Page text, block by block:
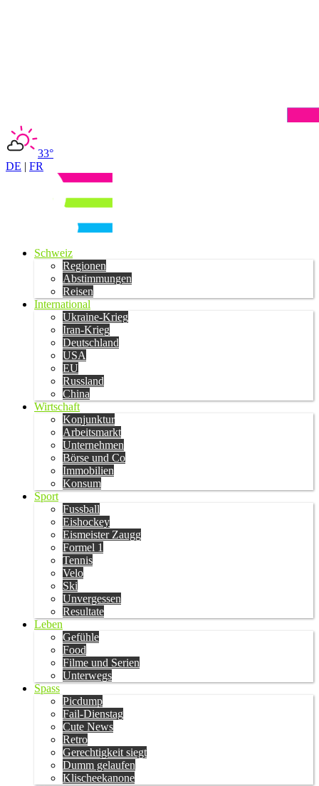
33°
DE | FR
Schweiz
Regionen
Abstimmungen
Reisen
International
Ukraine-Krieg
Iran-Krieg
Deutschland
USA
EU
Russland
China
Wirtschaft
Konjunktur
Arbeitsmarkt
Unternehmen
Börse und Co
Immobilien
Konsum
Sport
Fussball
Eishockey
Eismeister Zaugg
Formel 1
Tennis
Velo
Ski
Unvergessen
Resultate
Leben
Gefühle
Food
Filme und Serien
Unterwegs
Spass
Picdump
Fail-Dienstag
Cute News
Retro
Gerechtigkeit siegt
Dumm gelaufen
Klischeekanone